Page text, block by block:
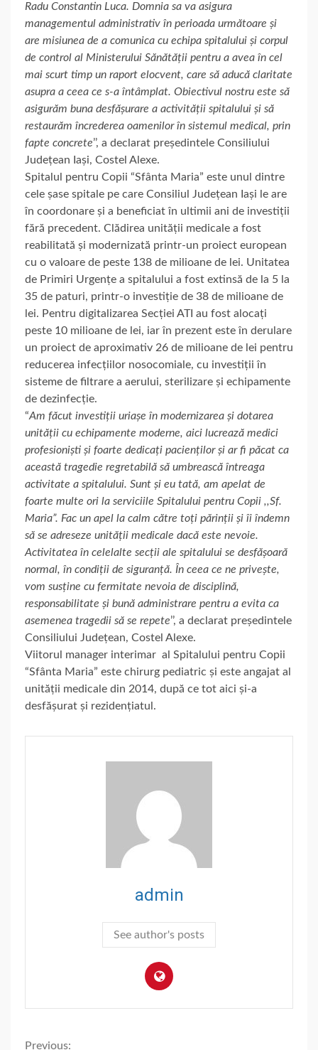
Radu Constantin Luca. Domnia sa va asigura
managementul administrativ în perioada următoare și
are misiunea de a comunica cu echipa spitalului și corpul
de control al Ministerului Sănătății pentru a avea în cel
mai scurt timp un raport elocvent, care să aducă claritate
asupra a ceea ce s-a întâmplat. Obiectivul nostru este să
asigurăm buna desfășurare a activității spitalului și să
restaurăm încrederea oamenilor în sistemul medical, prin
fapte concrete’’, a declarat președintele Consiliului
Județean Iași, Costel Alexe.
Spitalul pentru Copii “Sfânta Maria” este unul dintre
cele șase spitale pe care Consiliul Județean Iași le are
în coordonare și a beneficiat în ultimii ani de investiții
fără precedent. Clădirea unității medicale a fost
reabilitată și modernizată printr-un proiect european
cu o valoare de peste 138 de milioane de lei. Unitatea
de Primiri Urgențe a spitalului a fost extinsă de la 5 la
35 de paturi, printr-o investiție de 38 de milioane de
lei. Pentru digitalizarea Secției ATI au fost alocați
peste 10 milioane de lei, iar în prezent este în derulare
un proiect de aproximativ 26 de milioane de lei pentru
reducerea infecțiilor nosocomiale, cu investiții în
sisteme de filtrare a aerului, sterilizare și echipamente
de dezinfecție.
“Am făcut investiții uriașe în modernizarea și dotarea
unității cu echipamente moderne, aici lucrează medici
profesioniști și foarte dedicați pacienților și ar fi păcat ca
această tragedie regretabilă să umbrească întreaga
activitate a spitalului. Sunt și eu tată, am apelat de
foarte multe ori la serviciile Spitalului pentru Copii ,,Sf.
Maria”. Fac un apel la calm către toți părinții și îi îndemn
să se adreseze unității medicale dacă este nevoie.
Activitatea în celelalte secții ale spitalului se desfășoară
normal, în condiții de siguranță. În ceea ce ne privește,
vom susține cu fermitate nevoia de disciplină,
responsabilitate și bună administrare pentru a evita ca
asemenea tragedii să se repete’’, a declarat președintele
Consiliului Județean, Costel Alexe.
Viitorul manager interimar al Spitalului pentru Copii
“Sfânta Maria” este chirurg pediatric și este angajat al
unității medicale din 2014, după ce tot aici și-a
desfășurat și rezidențiatul.
admin
See author's posts
Previous: